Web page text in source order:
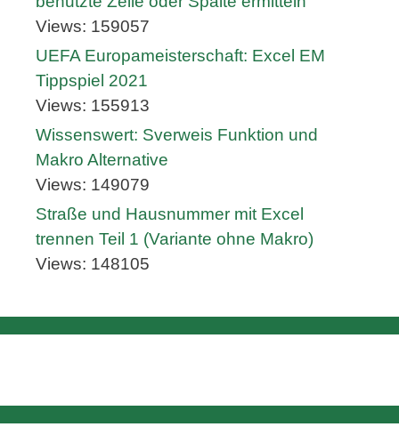
Views: 159057
UEFA Europameisterschaft: Excel EM
Tippspiel 2021
Views: 155913
Wissenswert: Sverweis Funktion und
Makro Alternative
Views: 149079
Straße und Hausnummer mit Excel
trennen Teil 1 (Variante ohne Makro)
Views: 148105